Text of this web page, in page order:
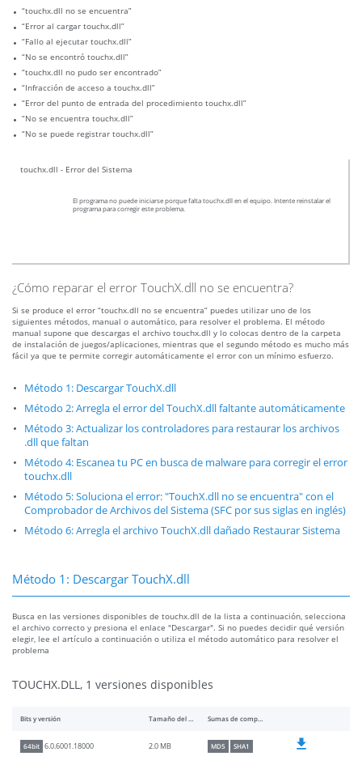
“touchx.dll no se encuentra”
“Error al cargar touchx.dll”
“Fallo al ejecutar touchx.dll”
“No se encontró touchx.dll”
“touchx.dll no pudo ser encontrado”
“Infracción de acceso a touchx.dll”
“Error del punto de entrada del procedimiento touchx.dll”
“No se encuentra touchx.dll”
“No se puede registrar touchx.dll”
touchx.dll - Error del Sistema
El programa no puede iniciarse porque falta touchx.dll en el equipo. Intente reinstalar el
programa para corregir este problema.
¿Cómo reparar el error TouchX.dll no se encuentra?
Si se produce el error “touchx.dll no se encuentra” puedes utilizar uno de los
siguientes métodos, manual o automático, para resolver el problema. El método
manual supone que descargas el archivo touchx.dll y lo colocas dentro de la carpeta
de instalación de juegos/aplicaciones, mientras que el segundo método es mucho más
fácil ya que te permite corregir automáticamente el error con un mínimo esfuerzo.
Método 1: Descargar TouchX.dll
Método 2: Arregla el error del TouchX.dll faltante automáticamente
Método 3: Actualizar los controladores para restaurar los archivos
.dll que faltan
Método 4: Escanea tu PC en busca de malware para corregir el error
touchx.dll
Método 5: Soluciona el error: "TouchX.dll no se encuentra" con el
Comprobador de Archivos del Sistema (SFC por sus siglas en inglés)
Método 6: Arregla el archivo TouchX.dll dañado Restaurar Sistema
Método 1: Descargar TouchX.dll
Busca en las versiones disponibles de touchx.dll de la lista a continuación, selecciona
el archivo correcto y presiona el enlace "Descargar". Si no puedes decidir qué versión
elegir, lee el artículo a continuación o utiliza el método automático para resolver el
problema
TOUCHX.DLL, 1 versiones disponibles
Bits y versión Tamaño del archivo Sumas de comprobación
64bit 6.0.6001.18000 2.0 MB MD5 SHA1